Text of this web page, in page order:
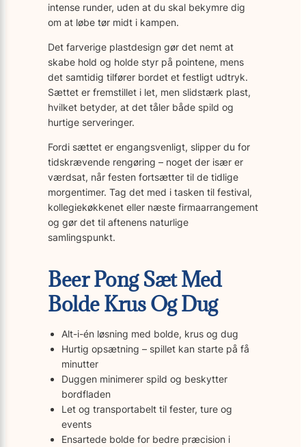
intense runder, uden at du skal bekymre dig
om at løbe tør midt i kampen.
Det farverige plastdesign gør det nemt at
skabe hold og holde styr på pointene, mens
det samtidig tilfører bordet et festligt udtryk.
Sættet er fremstillet i let, men slidstærk plast,
hvilket betyder, at det tåler både spild og
hurtige serveringer.
Fordi sættet er engangsvenligt, slipper du for
tidskrævende rengøring – noget der især er
værdsat, når festen fortsætter til de tidlige
morgentimer. Tag det med i tasken til festival,
kollegiekøkkenet eller næste firmaarrangement
og gør det til aftenens naturlige
samlingspunkt.
Beer Pong Sæt Med
Bolde Krus Og Dug
Alt-i-én løsning med bolde, krus og dug
Hurtig opsætning – spillet kan starte på få
minutter
Duggen minimerer spild og beskytter
bordfladen
Let og transportabelt til fester, ture og
events
Ensartede bolde for bedre præcision i